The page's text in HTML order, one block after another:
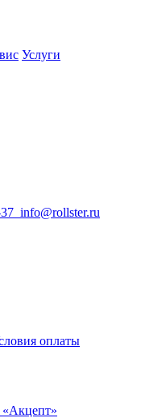
Услуги
info@rollster.ru
оплаты
«Акцепт»